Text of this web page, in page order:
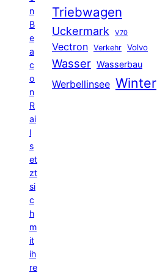
n
B
e
a
c
o
n
R
ai
l
s
et
zt
si
c
h
m
it
ih
re
Triebwagen
Uckermark V70
Vectron Verkehr Volvo
Wasser Wasserbau
Werbellinsee Winter